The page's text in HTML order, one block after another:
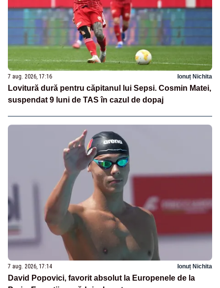
7 aug. 2026, 17:16 Ionuț Nichita
Lovitură dură pentru căpitanul lui Sepsi. Cosmin Matei,
suspendat 9 luni de TAS în cazul de dopaj
7 aug. 2026, 17:14 Ionuț Nichita
David Popovici, favorit absolut la Europenele de la